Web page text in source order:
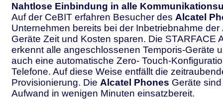
Nahtlose Einbindung in alle
Auf der CeBIT erfahren Besucher des Alcatel
Unternehmen bereits bei der Inbetriebnahme der
Geräte Zeit und Kosten sparen. Die STARFACE
erkennt alle angeschlossenen Temporis-Geräte
auch eine automatische Zero- Touch-
Telefone. Auf diese Weise entfällt die
Provisionierung. Die Alcatel Phones Geräte
Aufwand in wenigen Minuten einsatzbereit.